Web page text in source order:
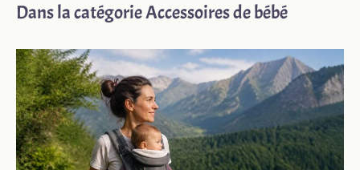
Dans la catégorie Accessoires de bébé